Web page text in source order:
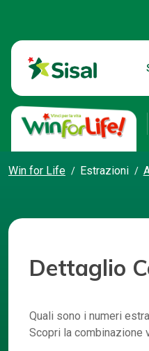
Win for Life Estrazioni
Dettaglio
Quali sono i numeri
Scopri la combinazione